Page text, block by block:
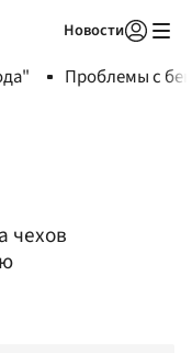
Новости
Проблемы с
чехов